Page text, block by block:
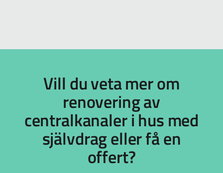
Vill du veta mer om
renovering av
centralkanaler i hus med
självdrag eller få en
offert?